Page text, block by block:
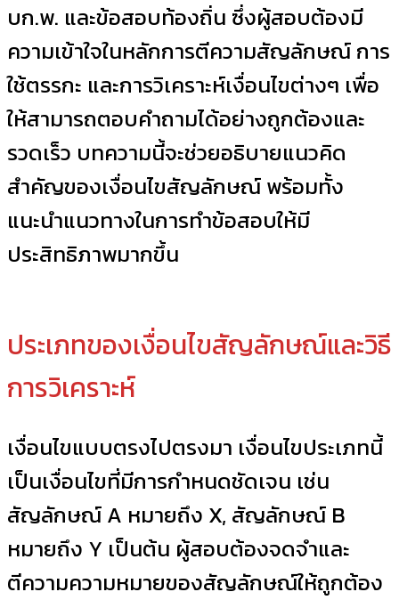
บก.พ. และข้อสอบท้องถิ่น ซึ่งผู้สอบต้องมี
ความเข้าใจในหลักการตีความสัญลักษณ์ การ
ใช้ตรรกะ และการวิเคราะห์เงื่อนไขต่างๆ เพื่อ
ให้สามารถตอบคำถามได้อย่างถูกต้องและ
รวดเร็ว บทความนี้จะช่วยอธิบายแนวคิด
สำคัญของเงื่อนไขสัญลักษณ์ พร้อมทั้ง
แนะนำแนวทางในการทำข้อสอบให้มี
ประสิทธิภาพมากขึ้น
ประเภทของเงื่อนไขสัญลักษณ์และวิธี
การวิเคราะห์
เงื่อนไขแบบตรงไปตรงมา เงื่อนไขประเภทนี้
เป็นเงื่อนไขที่มีการกำหนดชัดเจน เช่น
สัญลักษณ์ A หมายถึง X, สัญลักษณ์ B
หมายถึง Y เป็นต้น ผู้สอบต้องจดจำและ
ตีความความหมายของสัญลักษณ์ให้ถูกต้อง